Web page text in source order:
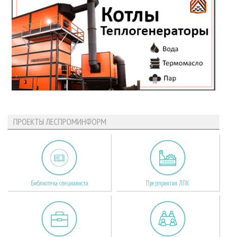
ПРОЕКТЫ ЛЕСПРОМИНФОРМ
Библиотека специалиста Предприятия ЛПК